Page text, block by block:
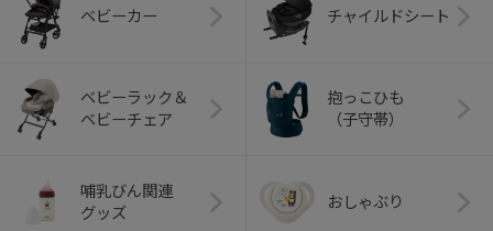
ベビーカー チャイルドシート
ベビーラック＆
ベビーチェア
抱っこひも
（子守帯）
哺乳びん関連
グッズ
おしゃぶり